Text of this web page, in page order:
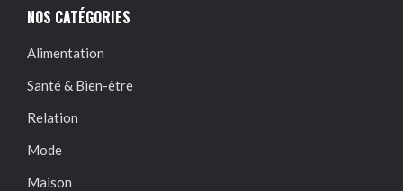
NOS CATÉGORIES
Alimentation
Santé & Bien-être
Relation
Mode
Maison